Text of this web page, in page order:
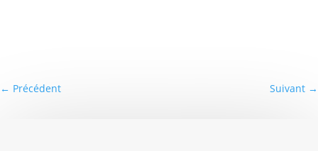
← Précédent Suivant →